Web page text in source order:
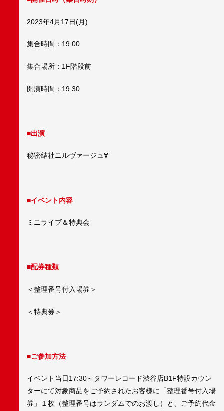
2023年4月17日(月)
集合時間：19:00
集合場所：1F階段前
開演時間：19:30
■出演
秘密結社ニルヴァージュ∀
■イベント内容
ミニライブ＆特典会
■配券種類
＜整理番号付入場券＞
＜特典券＞
■ご参加方法
イベント当日17:30～タワーレコード渋谷店B1F特設カウン
ターにて対象商品をご予約されたお客様に「整理番号付入場
券」１枚（整理番号はランダムでのお渡し）と、ご予約代金